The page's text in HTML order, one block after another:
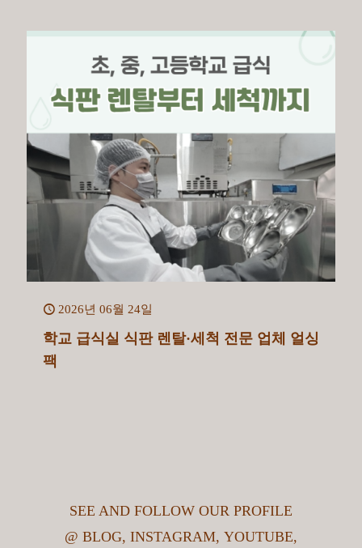
2026년 06월 24일
학교 급식실 식판 렌탈·세척 전문 업체 얼싱
팩
SEE AND FOLLOW OUR PROFILE
@ BLOG, INSTAGRAM, YOUTUBE,